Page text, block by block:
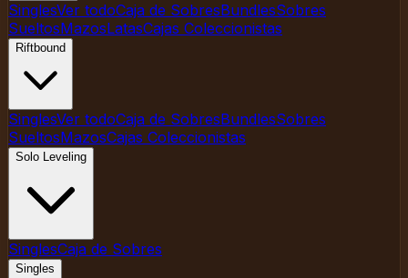
SinglesVer todoCaja de SobresBundlesSobres
SueltosMazosLatasCajas Coleccionistas
Riftbound
SinglesVer todoCaja de SobresBundlesSobres
SueltosMazosCajas Coleccionistas
Solo Leveling
SinglesCaja de Sobres
Singles